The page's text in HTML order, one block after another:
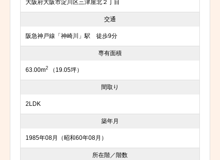
大阪府大阪市淀川区三津屋北２丁目
交通
阪急神戸線「神崎川」駅 徒歩9分
専有面積
63.00m2 （19.05坪）
間取り
2LDK
築年月
1985年08月（昭和60年08月）
所在階／階数